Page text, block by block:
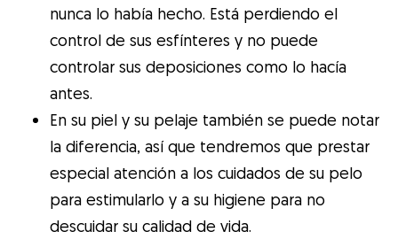
nunca lo había hecho. Está perdiendo el
control de sus esfínteres y no puede
controlar sus deposiciones como lo hacía
antes.
En su piel y su pelaje también se puede notar
la diferencia, así que tendremos que prestar
especial atención a los cuidados de su pelo
para estimularlo y a su higiene para no
descuidar su calidad de vida.